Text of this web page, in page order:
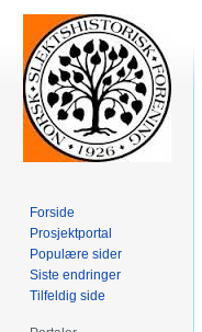
Forside
Prosjektportal
Populære sider
Siste endringer
Tilfeldig side